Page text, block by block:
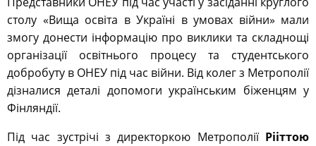
столу «Вища освіта в Україні в умовах війни» мали
змогу донести інформацію про виклики та складнощі
організації освітнього процесу та студентського
добробуту в ОНЕУ під час війни. Від колег з Метрополії
дізналися деталі допомоги українським біженцям у
Фінляндії.
Під час зустрічі з директоркою Метрополії Рііттою